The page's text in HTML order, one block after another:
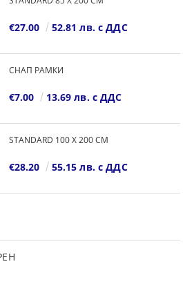
€27.00 52.81 лв. с ДДС
СНАП РАМКИ
€7.00 13.69 лв. с ДДС
STANDARD 100 Х 200 СМ
€28.20 55.15 лв. с ДДС